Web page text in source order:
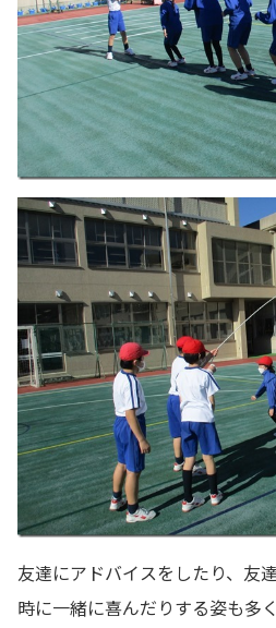
友達にアドバイスをしたり、友
時に一緒に喜んだりする姿も多